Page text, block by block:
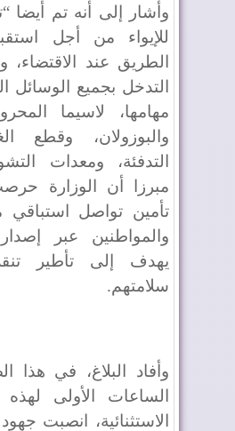
وأشار إلى أنه تم أيضا
للإيواء من أجل
الطريق عند الاقتضاء،
التدخل بجميع الوسائل
مهامها، لاسيما
والبوزولان، وقطع
التدفئة، ومعدات
مبرزا أن الوزارة
تأمين تواصل استباقي
والمواطنين عبر
يهدف إلى تأطير
سلامتهم.
وأفاد البلاغ، في هذا
الساعات الأولى لهذه
الاستثنائية، انصبت